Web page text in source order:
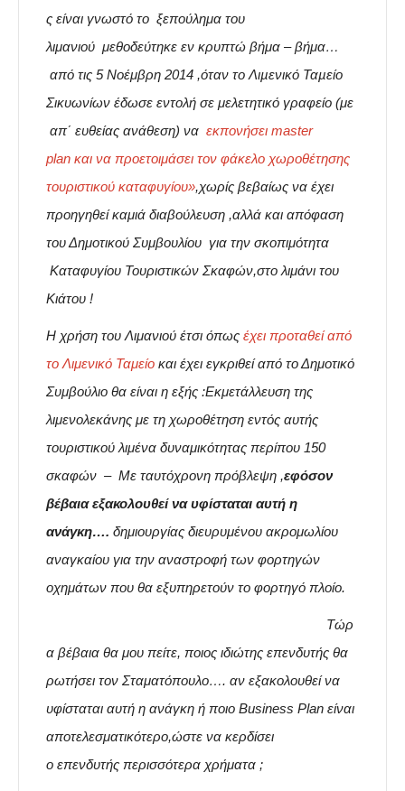
ς είναι γνωστό το ξεπούλημα του
λιμανιού μεθοδεύτηκε εν κρυπτώ βήμα – βήμα…
από τις 5 Νοέμβρη 2014 ,όταν το Λιµενικό Ταµείο
Σικυωνίων έδωσε εντολή σε μελετητικό γραφείο (με
απ΄ ευθείας ανάθεση) να εκπονήσει master
plan και να προετοιμάσει τον φάκελο χωροθέτησης
τουριστικού καταφυγίου»,χωρίς βεβαίως να έχει
προηγηθεί καμιά διαβούλευση ,αλλά και απόφαση
του Δημοτικού Συμβουλίου για την σκοπιμότητα
Καταφυγίου Τουριστικών Σκαφών,στο λιμάνι του
Κιάτου !
Η χρήση του Λιμανιού έτσι όπως έχει προταθεί από
το Λιμενικό Ταμείο και έχει εγκριθεί από το Δημοτικό
Συμβούλιο θα είναι η εξής :Εκμετάλλευση της
λιμενολεκάνης με τη χωροθέτηση εντός αυτής
τουριστικού λιμένα δυναμικότητας περίπου 150
σκαφών – Με ταυτόχρονη πρόβλεψη ,εφόσον
βέβαια εξακολουθεί να υφίσταται αυτή η
ανάγκη…. δημιουργίας διευρυμένου ακρομωλίου
αναγκαίου για την αναστροφή των φορτηγών
οχημάτων που θα εξυπηρετούν το φορτηγό πλοίο.
Τώρ
α βέβαια θα μου πείτε, ποιος ιδιώτης επενδυτής θα
ρωτήσει τον Σταματόπουλο…. αν εξακολουθεί να
υφίσταται αυτή η ανάγκη ή ποιο Business Plan είναι
αποτελεσματικότερο,ώστε να κερδίσει
ο επενδυτής περισσότερα χρήματα ;